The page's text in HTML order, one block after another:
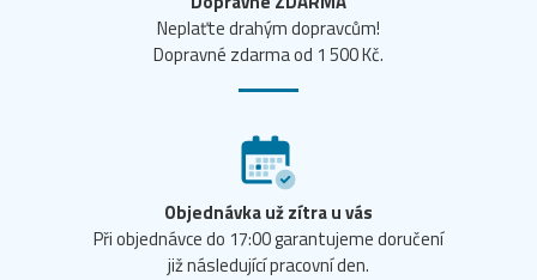
Neplaťte drahým dopravcům!
Dopravné zdarma od 1 500 Kč.
Objednávka už zítra u vás
Při objednávce do 17:00 garantujeme doručení
již následující pracovní den.